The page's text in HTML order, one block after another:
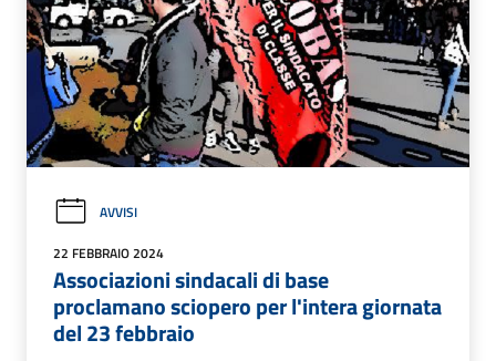
AVVISI
22 FEBBRAIO 2024
Associazioni sindacali di base
proclamano sciopero per l'intera giornata
del 23 febbraio